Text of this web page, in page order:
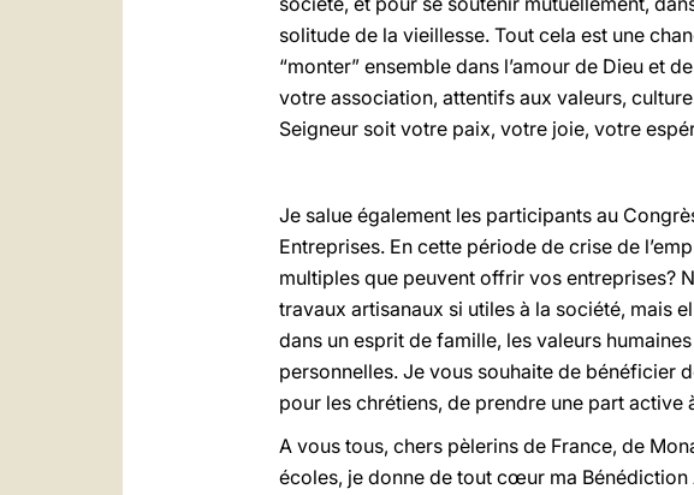
solitude de la vieillesse. Tout cela est une
“monter” ensemble dans l’amour de Dieu et
votre association, attentifs aux valeurs,
Seigneur soit votre paix, votre joie, votre
Je salue également les participants au
Entreprises. En cette période de crise de
multiples que peuvent offrir vos entreprises?
travaux artisanaux si utiles à la société, mais
dans un esprit de famille, les valeurs
personnelles. Je vous souhaite de bénéficier
pour les chrétiens, de prendre une part
A vous tous, chers pèlerins de France, de
écoles, je donne de tout cœur ma